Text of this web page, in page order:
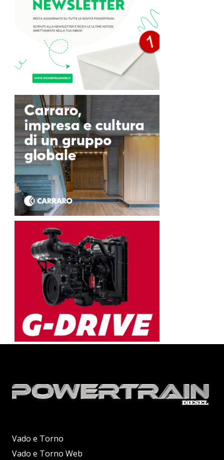
Vado e Torno
Vado e Torno Web